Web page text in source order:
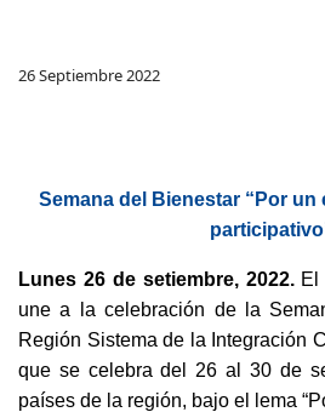
26 Septiembre 2022
Semana del Bienestar “Por
Lunes 26 de setiembre, 2022.El
une a la celebración de la
Región Sistema de la Integración
que se celebra del 26 al 30 de
países de la región, bajo el lema